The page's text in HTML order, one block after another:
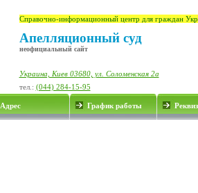
Справочно-информационный центр для граждан
Апелляционный суд
неофициальный сайт
Украина, Киев 03680, ул. Соломенская 2а
тел.: (044) 284-15-95
Адрес График работы